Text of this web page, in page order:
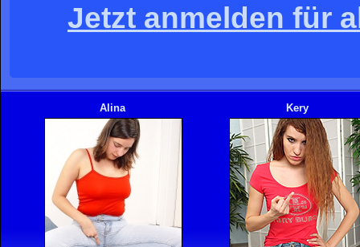
Jetzt anmelden für
Alina Kery